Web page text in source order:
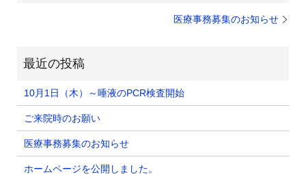
医療事務募集のお知らせ
10月1日（木）～唾液のPCR検査開始
ご来院時のお願い
医療事務募集のお知らせ
ホームページを公開しました。